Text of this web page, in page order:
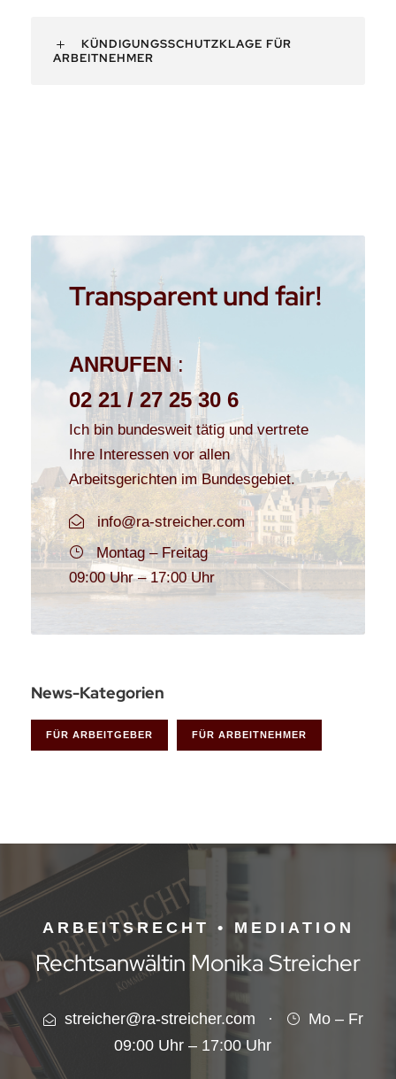
KÜNDIGUNGSSCHUTZKLAGE FÜR
ARBEITNEHMER
Transparent und fair!
ANRUFEN:
02 21 / 27 25 30 6
Ich bin bundesweit tätig und vertrete
Ihre Interessen vor allen
Arbeitsgerichten im Bundesgebiet.
info@ra-streicher.com
Montag – Freitag
09:00 Uhr – 17:00 Uhr
News-Kategorien
FÜR ARBEITGEBER FÜR ARBEITNEHMER
ARBEITSRECHT • MEDIATION
Rechtsanwältin Monika Streicher
streicher@ra-streicher.com ·
Mo – Fr
09:00 Uhr – 17:00 Uhr